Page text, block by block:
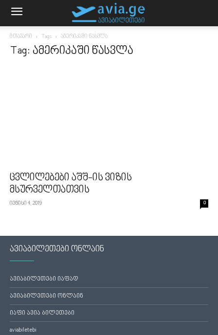
მთავარი Tags ამერიკაში წასვლა
Tag: ამერიკაში წასვლა
ცვლილებები აშშ-ის ვიზის
მსურველთათვის
ივნისი 4, 2019 0
ავიაბილეთები ონლაინ
ავიაბილეთები იაფად
ავიაბილეთები ონლაინ
იაფი ავია ბილეთები
aviabiletebi